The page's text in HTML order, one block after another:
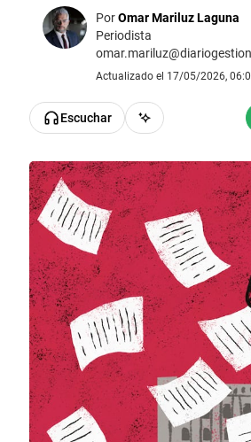
PorOmar Mariluz Laguna
Periodista
Actualizado el 17/05/2026,
Escuchar